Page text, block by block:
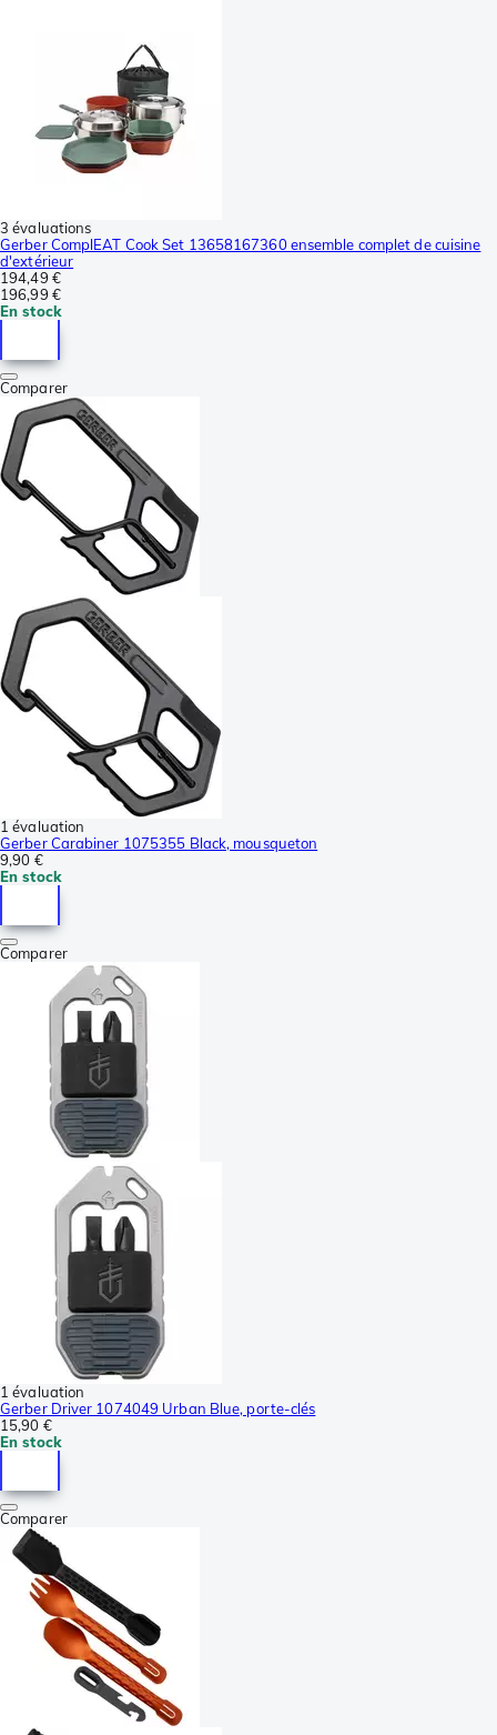
3 évaluations
Gerber ComplEAT Cook Set 13658167360 ensemble complet de cuisine
d'extérieur
194,49 €
196,99 €
En stock
Comparer
1 évaluation
Gerber Carabiner 1075355 Black, mousqueton
9,90 €
En stock
Comparer
1 évaluation
Gerber Driver 1074049 Urban Blue, porte-clés
15,90 €
En stock
Comparer